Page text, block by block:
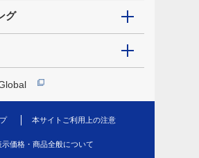
グ
本サイトご利用上の注意
示価格・商品全般について